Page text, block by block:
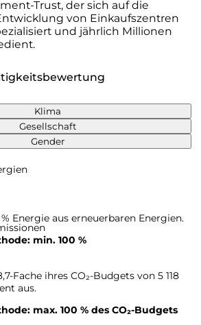
Trust, der sich auf die
von Einkaufszentren
und jährlich Millionen
Klima
Gesellschaft
Gender
Energie aus erneuerbaren Energien.
min. 100 %
Fache ihres CO₂-Budgets von 5 118
aus.
max. 100 % des CO₂-Budgets